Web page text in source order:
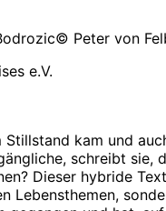
© Peter von
e.V.
kam und
schreibt
Dieser hybride
Lebensthemen,